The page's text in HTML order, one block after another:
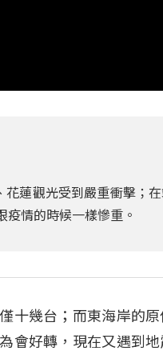
蓮觀光受到嚴重衝擊；
疫情的時候一樣慘重。
十幾台；而東海岸的
會好轉，現在又遇到